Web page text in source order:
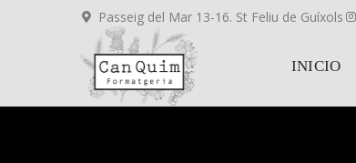
Passeig del Mar 13-16. St Feliu de Guíxols
INICIO